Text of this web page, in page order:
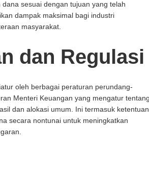
sesuai dengan tujuan yang telah
dampak maksimal bagi industri
masyarakat.
dan Regulasi
oleh berbagai peraturan perundang-
Menteri Keuangan yang mengatur
dan alokasi umum. Ini termasuk ketentuan
secara nontunai untuk meningkatkan